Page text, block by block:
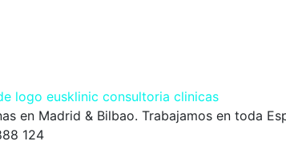
en Madrid & Bilbao. Trabajamos en toda
124